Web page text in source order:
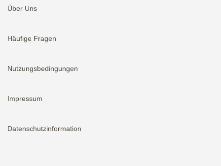
Über Uns
Häufige Fragen
Nutzungsbedingungen
Impressum
Datenschutzinformation